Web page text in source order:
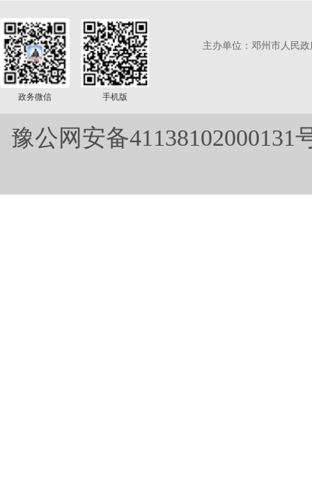
政务微信 手机版
主办单位：邓州市人民
豫公网安备41138102000131